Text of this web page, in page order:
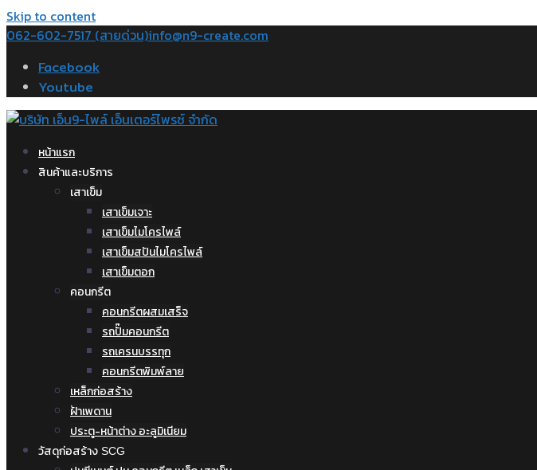
Skip to content
062-602-7517 (สายด่วน)info@n9-create.com
Facebook
Youtube
หน้าแรก
สินค้าและบริการ
เสาเข็ม
เสาเข็มเจาะ
เสาเข็มไมโครไพล์
เสาเข็มสปันไมโครไพล์
เสาเข็มตอก
คอนกรีต
คอนกรีตผสมเสร็จ
รถปั๊มคอนกรีต
รถเครนบรรทุก
คอนกรีตพิมพ์ลาย
เหล็กก่อสร้าง
ฝ้าเพดาน
ประตู-หน้าต่าง อะลูมิเนียม
วัสดุก่อสร้าง SCG